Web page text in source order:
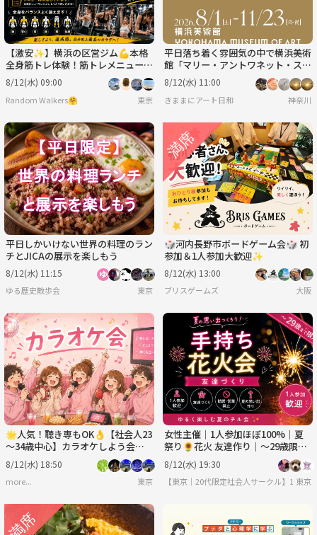
【激安✨️】横浜の区営ジム💪本格
全身筋トレ体験！筋トレメニューを
覚えて実践！少しキツめですが達成
感MAX✨
8/12(水) 09:00
Random Walkers🤗 東京
平日落ち着く雰囲気の中で横浜美術
館「マリー・アントワネット・スタ
イル」展鑑賞＆ランチ会🍽️美術仲
間と
8/12(水) 11:00
きままにアート日和 神奈川
平日しかいけない世界の料理のラン
チとJICAの展示を楽しもう
8/12(水) 11:15
ゆる歴史散歩会 東京
🎲河内長野市ボードゲーム会🎲 初
参加＆1人参加大歓迎✨️
8/12(水) 13:00
ブリスゲームズ 大阪
🌟人気！聴き専もOK👌【社会人23
～34歳中心】カラオケしよう会🎤
【初めまして大歓迎🔰】
8/12(水) 18:50
more... 東京
女性主催｜1人参加ほぼ100%｜夏
祭り🌻花火 友達作り｜〜29歳限
定 友達作り
8/12(水) 19:30
【東京｜20代限定社会人サークル】1人参
東京